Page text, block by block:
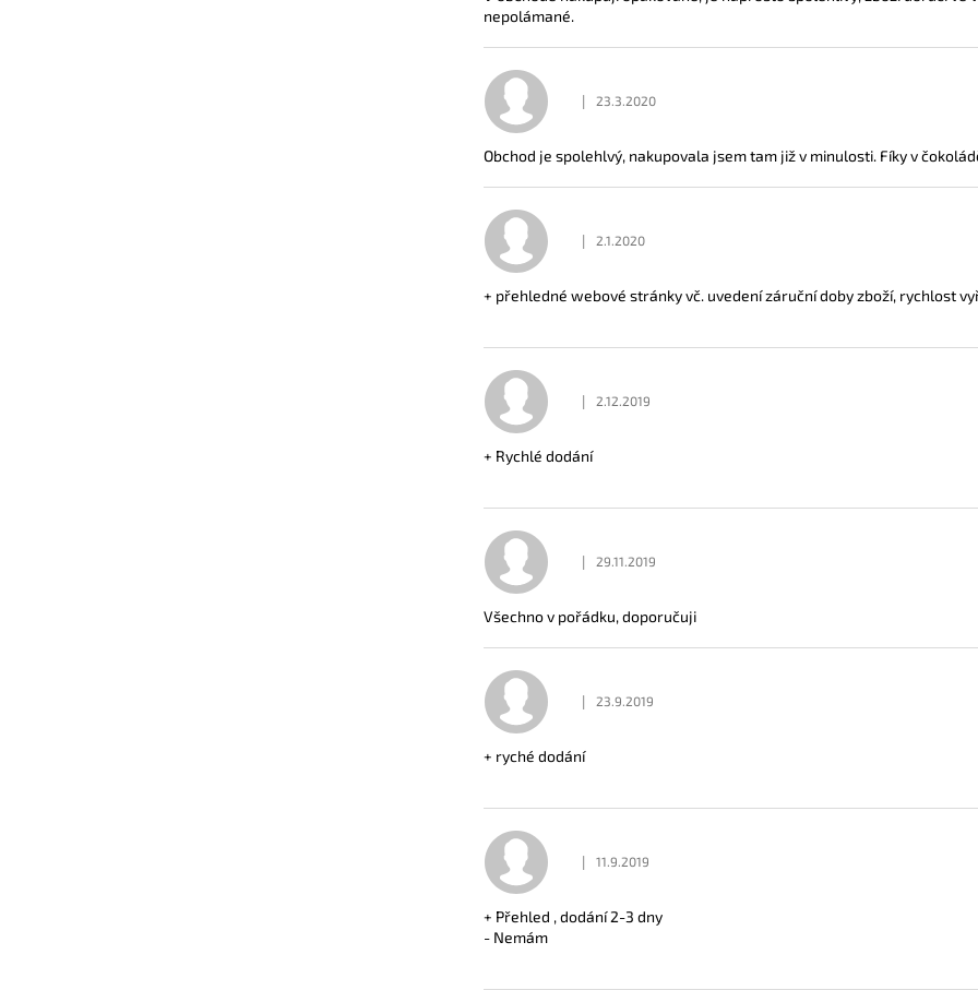
nepolámané.
Hodnocení obchodu je 5 z 5 hvězdiček.
| 23.3.2020
Obchod je spolehlvý, nakupovala jsem tam již v minulosti. Fíky v
Hodnocení obchodu je 5 z 5 hvězdiček.
| 2.1.2020
+ přehledné webové stránky vč. uvedení záruční doby zboží, rychlost
Hodnocení obchodu je 5 z 5 hvězdiček.
| 2.12.2019
+ Rychlé dodání
Hodnocení obchodu je 5 z 5 hvězdiček.
| 29.11.2019
Všechno v pořádku, doporučuji
Hodnocení obchodu je 5 z 5 hvězdiček.
| 23.9.2019
+ ryché dodání
Hodnocení obchodu je 5 z 5 hvězdiček.
| 11.9.2019
+ Přehled , dodání 2-3 dny
- Nemám